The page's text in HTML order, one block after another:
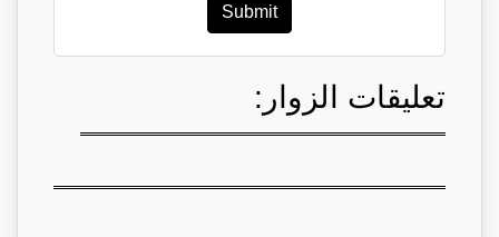
Submit
تعليقات الزوار: